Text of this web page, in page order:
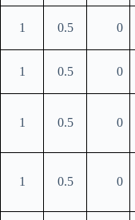
0
0.5
1
0
0.5
1
0
0.5
1
0
0.5
1